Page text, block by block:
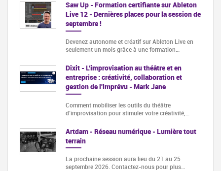
Saw Up - Formation certifiante sur Ableton
Live 12 - Dernières places pour la session de
septembre !
Devenez autonome et créatif sur Ableton Live en
seulement un mois grâce à une formation…
Dixit - L'improvisation au théâtre et en
entreprise : créativité, collaboration et
gestion de l'imprévu - Mark Jane
Comment mobiliser les outils du théâtre
d’improvisation pour stimuler votre créativité,…
Artdam - Réseau numérique - Lumière tout
terrain
La prochaine session aura lieu du 21 au 25
septembre 2026. Contactez-nous pour plus…